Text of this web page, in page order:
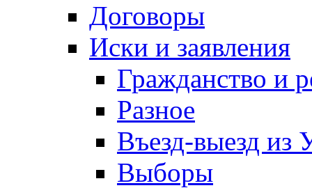
Договоры
Иски и заявления
Гражданство и
Разное
Въезд-выезд из
Выборы